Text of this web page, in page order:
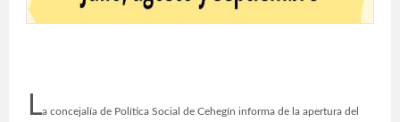
La concejalía de Política Social de Cehegín informa de la apertura del